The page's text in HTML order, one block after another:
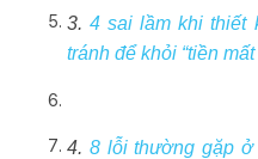
3.4 sai lầm khi thiết
tránh để khỏi “tiền mất
4. 8 lỗi thường gặp ở